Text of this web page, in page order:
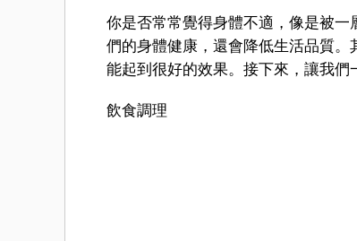
你是否常常覺得身體不適，像是被
們的身體健康，還會降低生活品質
能起到很好的效果。接下來，讓我們
飲食調理